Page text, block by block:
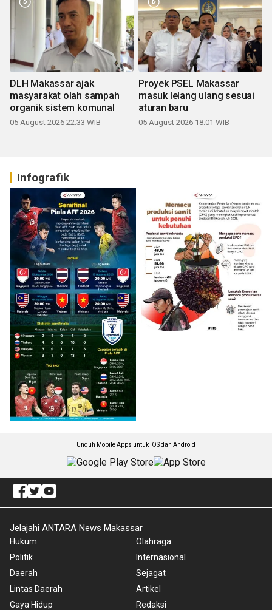
DLH Makassar ajak
masyarakat olah sampah
organik sistem komunal
05 August 2026 22:33 WIB
Proyek PSEL Makassar
masuk lelang ulang sesuai
aturan baru
05 August 2026 18:01 WIB
Infografik
Unduh Mobile Apps untuk iOS dan Android
Jelajahi ANTARA News Makassar
Hukum
Politik
Daerah
Lintas Daerah
Gaya Hidup
Olahraga
Internasional
Sejagat
Artikel
Redaksi